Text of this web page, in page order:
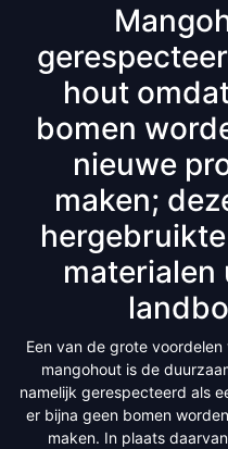
hout
bomen
nieuwe
maken;
materialen
Een van de grote
mangohout is de
namelijk gerespecteerd als
er bijna geen bomen
maken. In plaats